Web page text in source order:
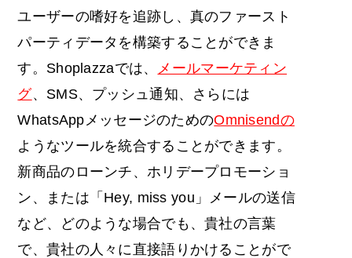
ユーザーの嗜好を追跡し、真のファースト
パーティデータを構築することができま
す。Shoplazzaでは、
メールマーケティン
グ、SMS、プッシュ通知、さらには
WhatsAppメッセージのためのOmnisendの
ようなツールを統合することができます。
新商品のローンチ、ホリデープロモーショ
ン、または「Hey, miss you」メールの送信
など、どのような場合でも、貴社の言葉
で、貴社の人々に直接語りかけることがで